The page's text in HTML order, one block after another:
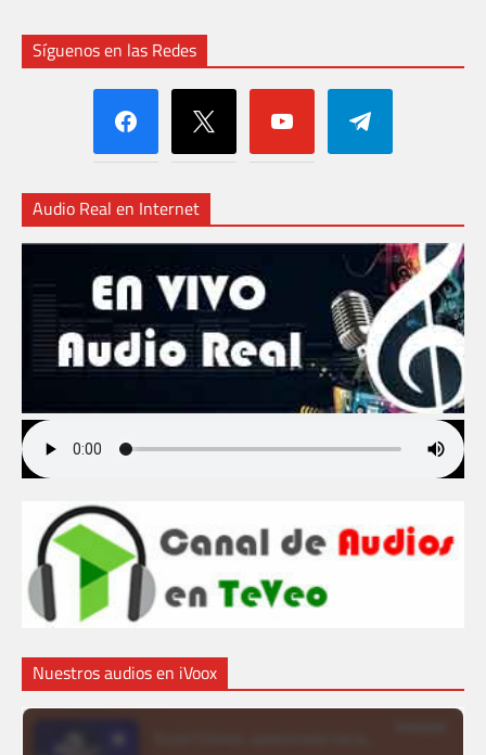
Síguenos en las Redes
facebook x youtube telegram
Audio Real en Internet
Nuestros audios en iVoox